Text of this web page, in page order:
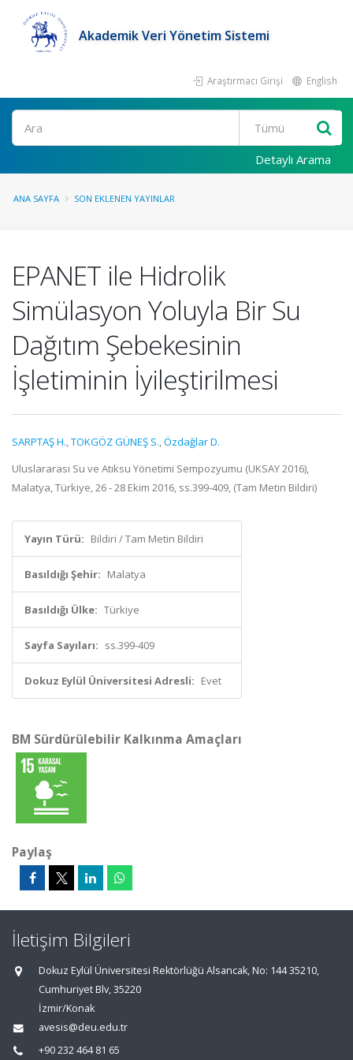
Akademik Veri Yönetim Sistemi
Araştırmacı Girişi English
Ara
Detaylı Arama
ANA SAYFA SON EKLENEN YAYINLAR
EPANET ile Hidrolik
Simülasyon Yoluyla Bir Su
Dağıtım Şebekesinin
İşletiminin İyileştirilmesi
SARPTAŞ H.,TOKGÖZ GÜNEŞ S.,Özdağlar D.
Uluslararası Su ve Atıksu Yönetimi Sempozyumu (UKSAY 2016),
Malatya, Türkiye, 26 - 28 Ekim 2016, ss.399-409, (Tam Metin Bildiri)
Yayın Türü: Bildiri / Tam Metin Bildiri
Basıldığı Şehir: Malatya
Basıldığı Ülke: Türkiye
Sayfa Sayıları: ss.399-409
Dokuz Eylül Üniversitesi Adresli: Evet
BM Sürdürülebilir Kalkınma Amaçları
Paylaş
İletişim Bilgileri
Dokuz Eylül Üniversitesi Rektörlüğü Alsancak, No: 144 35210,
Cumhuriyet Blv, 35220
İzmir/Konak
avesis@deu.edu.tr
+90 232 464 81 65